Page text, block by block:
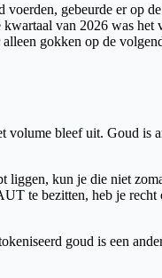
gebeurde er op de
van 2026 was het
gokken op de
bleef uit. Goud is
liggen, kun je die niet
te bezitten, heb je
goud is een